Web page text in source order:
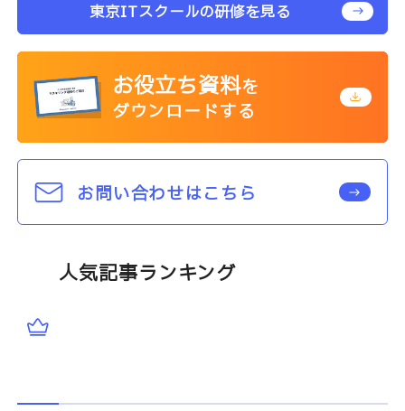
東京ITスクールの研修を見る
お役立ち資料を
ダウンロードする
お問い合わせはこちら
人気記事ランキング